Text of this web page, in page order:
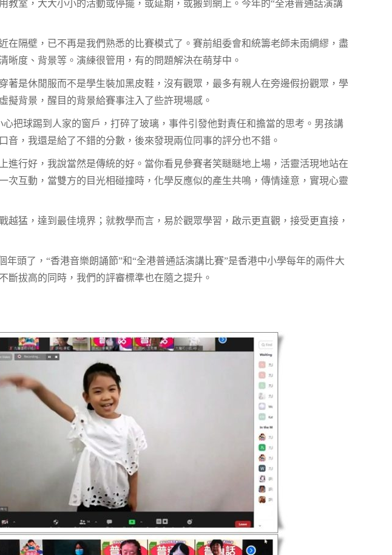
室，大大小小的活動或停擺，或延期，或搬到網上。今年的“全港普通話演講
隔壁，已不再是我們熟悉的比賽模式了。賽前組委會和統籌老師未雨綢繆，盡
度、背景等。演練很管用，有的問題解決在萌芽中。
是休閒服而不是學生裝加黑皮鞋，沒有觀眾，最多有親人在旁邊假扮觀眾，學
擬背景，醒目的背景給賽事注入了些許現場感。
把球踢到人家的窗戶，打碎了玻璃，事件引發他對責任和擔當的思考。男孩講
，我還是給了不錯的分數，後來發現兩位同事的評分也不錯。
行好，我說當然是傳統的好。當你看見參賽者笑瞇瞇地上場，活靈活現地站在
互動，當雙方的目光相碰撞時，化學反應似的產生共鳴，傳情達意，實現心靈
猛，達到最佳境界；就教學而言，易於觀眾學習，啟示更直觀，接受更直接，
頭了，“香港音樂朗誦節”和“全港普通話演講比賽”是香港中小學每年的兩件大
拔高的同時，我們的評審標準也在隨之提升。